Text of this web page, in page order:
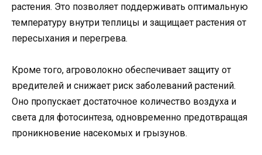
растения. Это позволяет поддерживать оптимальную
температуру внутри теплицы и защищает растения от
пересыхания и перегрева.
Кроме того, агроволокно обеспечивает защиту от
вредителей и снижает риск заболеваний растений.
Оно пропускает достаточное количество воздуха и
света для фотосинтеза, одновременно предотвращая
проникновение насекомых и грызунов.